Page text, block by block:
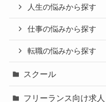
人生の悩みから探す
仕事の悩みから探す
転職の悩みから探す
スクール
フリーランス向け求人